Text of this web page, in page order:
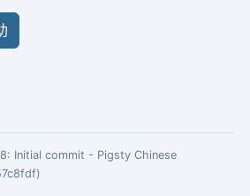
Initial commit - Pigsty Chinese